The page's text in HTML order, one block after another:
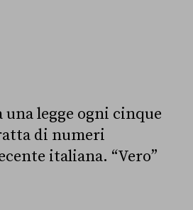
legge ogni cinque
di numeri
italiana. “Vero”